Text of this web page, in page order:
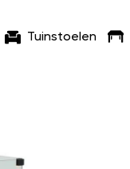
Tuinstoelen